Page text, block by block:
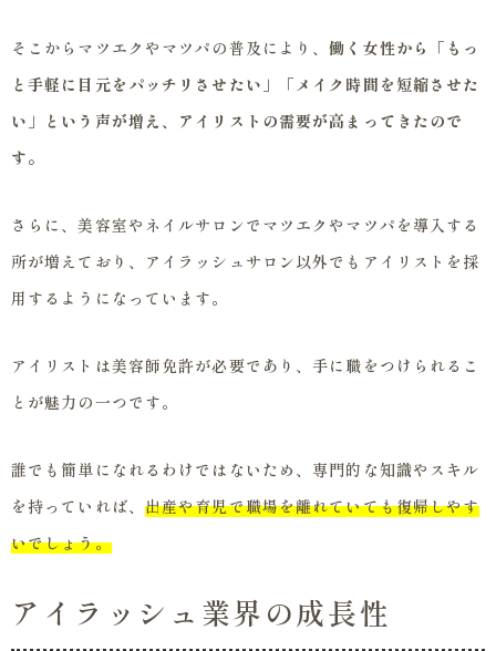
そこからマツエクやマツパの普及により、働く女性から「もっ
と手軽に目元をパッチリさせたい」「メイク時間を短縮させた
い」という声が増え、アイリストの需要が高まってきたので
す。
さらに、美容室やネイルサロンでマツエクやマツパを導入する
所が増えており、アイラッシュサロン以外でもアイリストを採
用するようになっています。
アイリストは美容師免許が必要であり、手に職をつけられるこ
とが魅力の一つです。
誰でも簡単になれるわけではないため、専門的な知識やスキル
を持っていれば、 出産や育児で職場を離れていても復帰しやす
いでしょう。
アイラッシュ業界の成長性